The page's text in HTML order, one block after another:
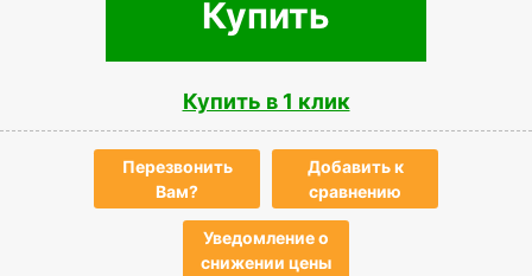
Купить
Купить в 1 клик
Перезвонить
Вам?
Добавить к
сравнению
Уведомление о
снижении цены